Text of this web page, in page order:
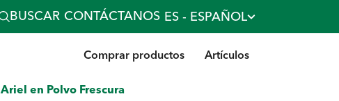
BUSCAR CONTÁCTANOS ES - ESPAÑOL
Comprar productos Artículos
Ariel en Polvo Frescura